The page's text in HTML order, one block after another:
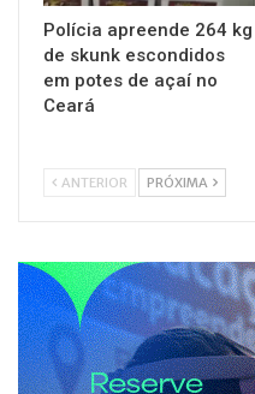
Polícia apreende 264 kg
de skunk escondidos
em potes de açaí no
Ceará
ANTERIOR PRÓXIMA